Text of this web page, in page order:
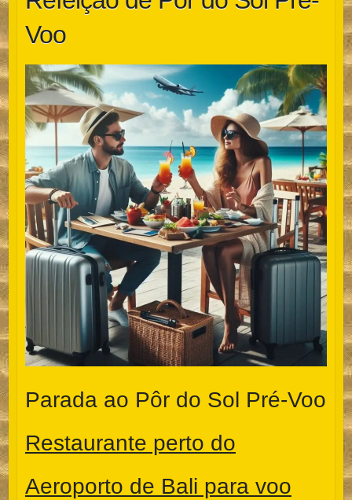
Voo
Parada ao Pôr do Sol Pré-Voo
Restaurante perto do
Aeroporto de Bali para voo